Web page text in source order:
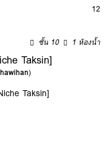
12
ชั้น 10 1 ห้องน้ำ
Taksin]
)
Taksin]